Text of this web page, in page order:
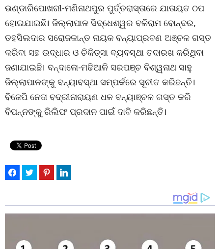
ଭଣ୍ଡାରିପୋଖରୀ-ମଣିନାଥପୁର ପୁର୍ତ୍ତରାସ୍ତାରେ ଯାତାୟତ ଠପ
ହୋଇଯାଇଛି। ଜିଲ୍ଲାପାଳ ସିଦ୍ଧେଶ୍ୱର ବଳିରାମ ବୋନ୍ଦର,
ତହସିଲଦାର ସରୋଜକାନ୍ତ ନାୟକ ବନ୍ୟାପ୍ରବଣ ଅଞ୍ଚଳ ଗସ୍ତ
କରିବା ସହ ଉଦ୍ଧାର ଓ ଚିକିତ୍ସା ବ୍ୟବସ୍ଥା ତଦାରଖ କରିଥିବା
ଜଣାଯାଇଛି। ବନ୍ଦାଳୋ-ମଢିଆଳି ସରପଞ୍ଚ ବିଶ୍ୱନାଥ ସାହୁ
ଜିଲ୍ଲାପାଳଙ୍କୁ ବନ୍ୟାବସ୍ଥା ସମ୍ପର୍କରେ ସୂଚୀତ କରିଛନ୍ତି।
ବିଜେପି ନେତା ବଦ୍ରୀନାରାୟଣ ଧଳ ବନ୍ୟାଞ୍ଚଳ ଗସ୍ତ କରି
ବିପନ୍ନଙ୍କୁ ରିଲିଫ ପ୍ରଦାନ ପାଇଁ ଦାବି କରିଛନ୍ତି।